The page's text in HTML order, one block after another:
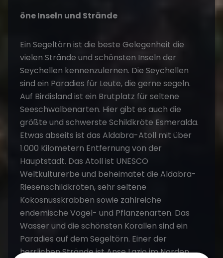
öne Inseln und Strände
Ein Segeltörn ist die beste Gelegenheit die
vielen Strände und schönsten Inseln der
Seychellen kennenzulernen. Die Seychellen
sind ein Paradies für Leute, die gerne segeln.
Auf Birdisland ist ein Brutplatz für seltene
Seeschwalbenarten. Hier gibt es auch die
größte und schwerste Schildkröte Esmeralda.
Etwas abseits ist das Aldabra-Atoll mit über
1.000 Kilometern Entfernung von der
Hauptstadt. Das Atoll ist UNESCO
Weltkulturerbe und beheimatet die Aldabra-
Riesenschildkröten, sehr seltene
Kokosnusskrabben sowie zahlreiche
endemische Vogel- und Pflanzenarten. Das
Wasser und die schönsten Korallen sind ein
Paradies auf dem Segeltörn. Einer der
herrlichen Strände ist Anse Lazio im Norden